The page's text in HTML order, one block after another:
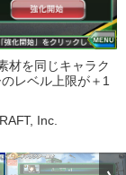
材を同じキャラク
レベル上限が＋1
Inc.